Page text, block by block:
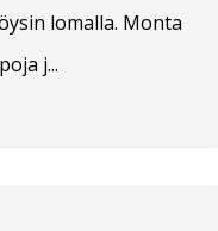
lomalla. Monta
j...